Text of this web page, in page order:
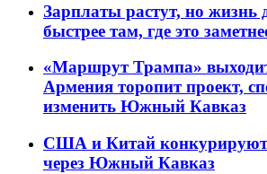
Зарплаты растут, но жизнь
быстрее там, где это
«Маршрут Трампа»
Армения торопит проект,
изменить Южный Кавказ
США и Китай
через Южный Кавказ